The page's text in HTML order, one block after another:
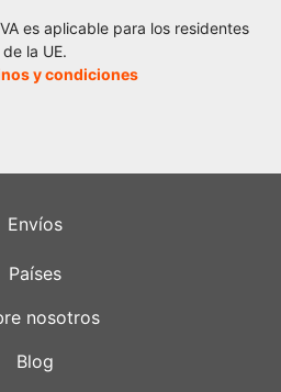
es aplicable para los residentes
de la UE.
y condiciones
Envíos
Países
nosotros
Blog